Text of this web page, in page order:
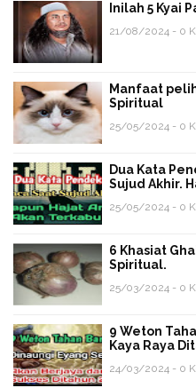
Inilah 5 Kyai
21/08/2024 - 0
Manfaat
Spiritual
25/05/2024 - 0
Dua Kata
Sujud Akhir.
25/05/2024 - 0
6 Khasiat
Spiritual.
25/03/2024 - 0
9 Weton
Kaya Raya
24/03/2024 - 0